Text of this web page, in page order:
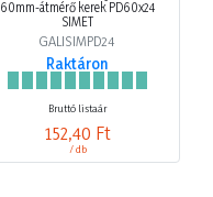
60mm-átmérő kerek PD60x24
SIMET
GALISIMPD24
Raktáron
Bruttó listaár
152,40 Ft
/ db